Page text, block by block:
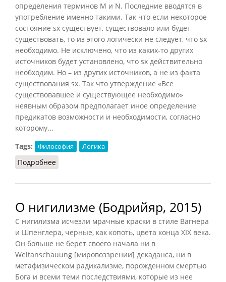
определения терминов M и N. Последние вводятся в
употребление именно такими. Так что если некоторое
состояние sx существует, существовало или будет
существовать, то из этого логически не следует, что sx
необходимо. Не исключено, что из каких-то других
источников будет установлено, что sx действительно
необходим. Но – из других источников, а не из факта
существования sx. Так что утверждение «Все
существовавшее и существующее необходимо»
неявным образом предполагает иное определение
предикатов возможности и необходимости, согласно
которому...
Tags:
Философия Логика
Подробнее
О нигилизме (Бодрийяр, 2015)
С нигилизма исчезли мрачные краски в стиле Вагнера
и Шпенглера, черные, как копоть, цвета конца XIX века.
Он больше не берет своего начала ни в
Weltanschauung [мировоззрении] декаданса, ни в
метафизическом радикализме, порожденном смертью
Бога и всеми теми последствиями, которые из нее